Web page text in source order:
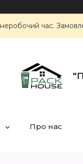
неробочий час.
Про нас